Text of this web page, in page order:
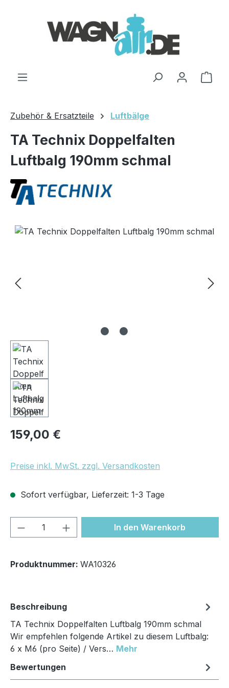
Zubehör & Ersatzteile Luftbälge
TA Technix Doppelfalten
Luftbalg 190mm schmal
Bildergalerie überspringen
Regulärer Preis:
159,00 €
Preise inkl. MwSt. zzgl. Versandkosten
Sofort verfügbar, Lieferzeit: 1-3 Tage
Produkt Anzahl: Gib denIn den Warenkorb
Produktnummer: WA10326
Beschreibung
TA Technix Doppelfalten Luftbalg 190mm schmal
Wir empfehlen folgende Artikel zu diesem Luftbalg:
6 x M6 (pro Seite) / Vers… Mehr
Bewertungen